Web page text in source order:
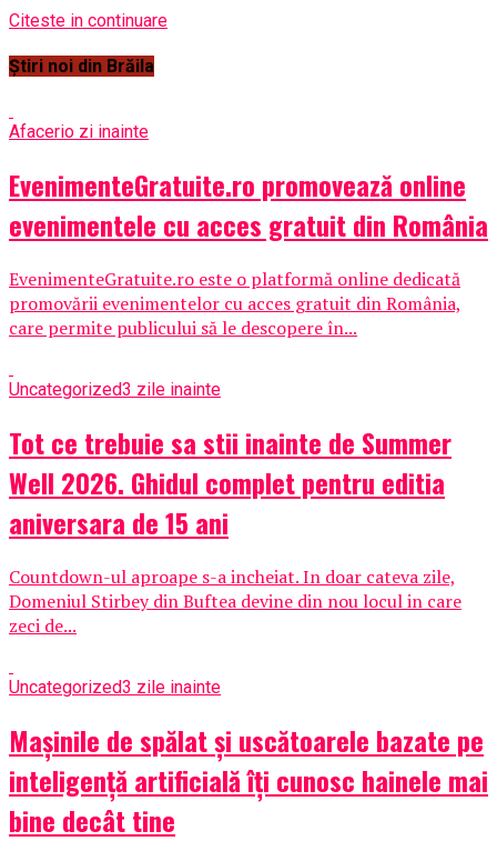
Citeste in continuare
Știri noi din Brăila
Afacerio zi inainte
EvenimenteGratuite.ro promovează online
evenimentele cu acces gratuit din România
EvenimenteGratuite.ro este o platformă online dedicată
promovării evenimentelor cu acces gratuit din România,
care permite publicului să le descopere în...
Uncategorized3 zile inainte
Tot ce trebuie sa stii inainte de Summer
Well 2026. Ghidul complet pentru editia
aniversara de 15 ani
Countdown-ul aproape s-a incheiat. In doar cateva zile,
Domeniul Stirbey din Buftea devine din nou locul in care
zeci de...
Uncategorized3 zile inainte
Mașinile de spălat și uscătoarele bazate pe
inteligență artificială îți cunosc hainele mai
bine decât tine